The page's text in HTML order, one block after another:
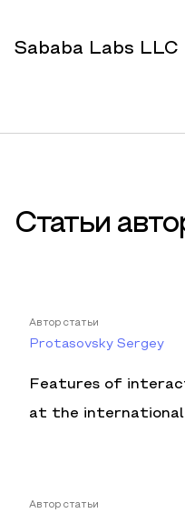
Sababa Labs LLC
Статьи
Автор статьи
Protasovsky Sergey
Features of
at the international
Автор статьи